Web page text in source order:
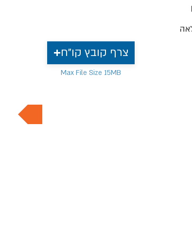
צרף קובץ קו"ח
Max File Size 15MB